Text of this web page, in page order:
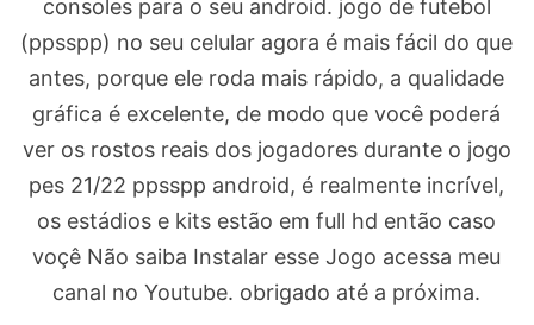
consoles para o seu android. jogo de futebol
(ppsspp) no seu celular agora é mais fácil do que
antes, porque ele roda mais rápido, a qualidade
gráfica é excelente, de modo que você poderá
ver os rostos reais dos jogadores durante o jogo
pes 21/22 ppsspp android, é realmente incrível,
os estádios e kits estão em full hd então caso
voçê Não saiba Instalar esse Jogo acessa meu
canal no Youtube. obrigado até a próxima.